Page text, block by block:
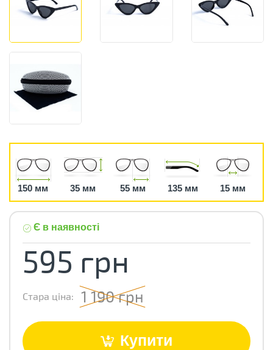
150 мм 35 мм 55 мм 135 мм 15 мм
Є в наявності
595 грн
Стара ціна: 1 190 грн
Купити